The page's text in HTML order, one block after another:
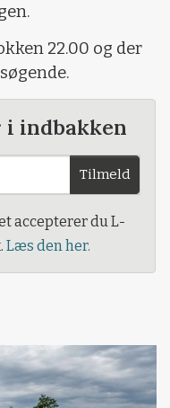
22.00 og der
i indbakken
Tilmeld
accepterer du L-
Læs den her.